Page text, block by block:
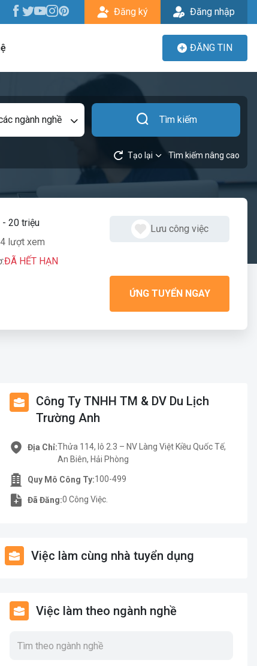
Đăng ký Đăng nhập
ĐĂNG TIN
ngành nghề Tìm kiếm
Tạo lại Tìm kiếm nâng cao
- 20 triệu
lượt xem
ĐÃ HẾT HẠN
Lưu công việc
ỨNG TUYỂN NGAY
Công Ty TNHH TM & DV Du Lịch
Trường Anh
Địa Chỉ:Thửa 114, lô 2.3 – NV Làng Việt Kiều Quốc Tế,
An Biên, Hải Phòng
Quy Mô Công Ty:100-499
Đã Đăng:0 Công Việc.
Việc làm cùng nhà tuyển dụng
Việc làm theo ngành nghề